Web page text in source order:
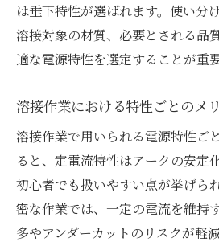
は垂下特性が選ばれます。使い分
溶接対象の材質、必要とされる品
適な電源特性を選定することが重要
溶接作業における特性ごとのメ
溶接作業で用いられる電源特性ご
ると、定電流特性はアークの安定
初心者でも扱いやすい点が挙げら
密な作業では、一定の電流を維持
多やアンダーカットのリスクが軽減